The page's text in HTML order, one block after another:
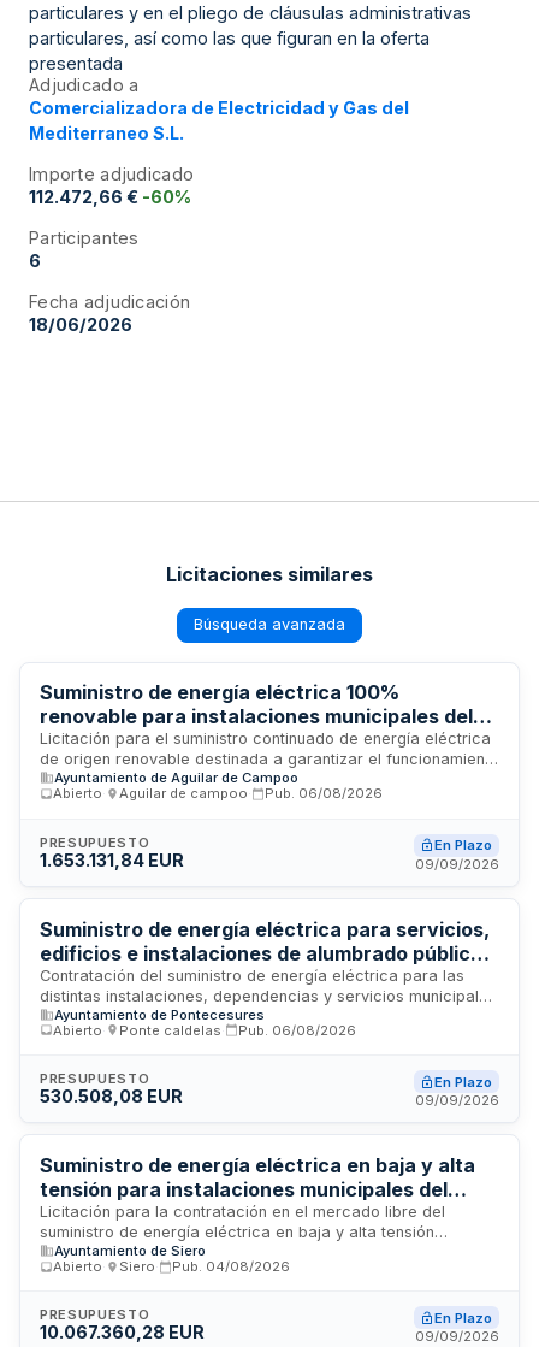
particulares y en el pliego de cláusulas administrativas
particulares, así como las que figuran en la oferta
presentada
Adjudicado a
Comercializadora de Electricidad y Gas del
Mediterraneo S.L.
Importe adjudicado
112.472,66 € -60%
Participantes
6
Fecha adjudicación
18/06/2026
Licitaciones similares
Búsqueda avanzada
Suministro de energía eléctrica 100%
renovable para instalaciones municipales del
Ayuntamiento de Aguilar de Campoo
Licitación para el suministro continuado de energía eléctrica
de origen renovable destinada a garantizar el funcionamiento
de todas las instalaciones y dependencias municipales del
Ayuntamiento de Aguilar de Campoo. El contrato incluye la
compartido que permita a los distintos puntos de suministro
municipales beneficiarse de energía generada localmente,
y sostenibilidad del municipio conforme a la normativa de
transición hacia una economía baja en carbono.
Ayuntamiento de Aguilar de Campoo
Abierto
Aguilar de campoo Pub. 06/08/2026
PRESUPUESTO
1.653.131,84 EUR
En Plazo
09/09/2026
Suministro de energía eléctrica para servicios,
edificios e instalaciones de alumbrado público
del Ayuntamiento de Pontecesures
Contratación del suministro de energía eléctrica para las
distintas instalaciones, dependencias y servicios municipales
del Ayuntamiento de Pontecesures, incluyendo alumbrado
público. El contrato se regirá mediante procedimiento abierto
regulación armonizada. La adjudicación se realizará en base
a un único criterio de adjudicación. El suministro incluye
through, determinado según las necesidades reales del
municipio durante el período de duración contractual.
Ayuntamiento de Pontecesures
Abierto
Ponte caldelas Pub. 06/08/2026
PRESUPUESTO
530.508,08 EUR
En Plazo
09/09/2026
Suministro de energía eléctrica en baja y alta
tensión para instalaciones municipales del
Ayuntamiento de Siero y organismos
autónomos
Licitación para la contratación en el mercado libre del
suministro de energía eléctrica en baja y alta tensión
destinado a todos los edificios e instalaciones del
Ayuntamiento de Siero, la Fundación Municipal de Cultura y el
técnica de suministros con tarifas 2.0 TD, 3.0 TD y 6.1 TD, así
como servicios de valor añadido asociados a la
Ayuntamiento de Siero
Abierto
Siero Pub. 04/08/2026
PRESUPUESTO
10.067.360,28 EUR
En Plazo
09/09/2026